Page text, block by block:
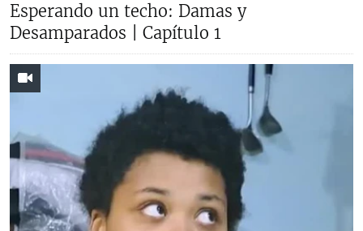
Esperando un techo: Damas y
Desamparados | Capítulo 1